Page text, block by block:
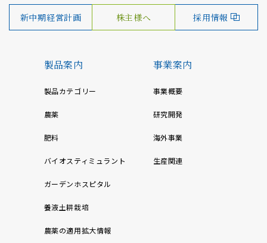
新中期経営計画 株主様へ 採用情報
製品案内
製品カテゴリー
農薬
肥料
バイオスティミュラント
ガーデンホスピタル
養液土耕栽培
農薬の適用拡大情報
事業案内
事業概要
研究開発
海外事業
生産関連